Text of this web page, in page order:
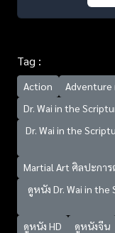
Tag :
Action
Dr. Wai in the
Dr. Wai in the
Martial Art ศิลปะกา
ดูหนัง Dr. Wai in
ดูหนัง HD
ดูหนังจีน